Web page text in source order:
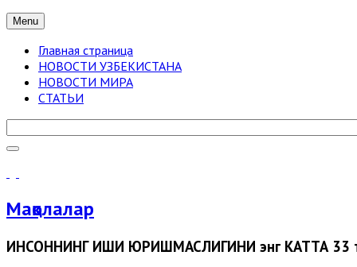
Menu
Главная страница
НОВОСТИ УЗБЕКИСТАНА
НОВОСТИ МИРА
СТАТЬИ
Мақолалар
ИНСОННИНГ ИШИ ЮРИШМАСЛИГИНИ энг КАТТА 33